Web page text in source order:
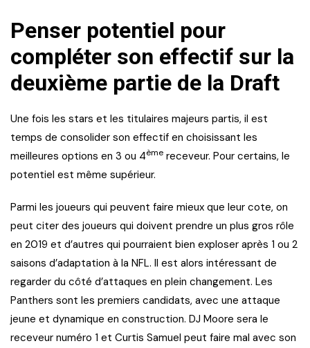
Penser potentiel pour
compléter son effectif sur la
deuxième partie de la Draft
Une fois les stars et les titulaires majeurs partis, il est
temps de consolider son effectif en choisissant les
meilleures options en 3 ou 4ème receveur. Pour certains, le
potentiel est même supérieur.
Parmi les joueurs qui peuvent faire mieux que leur cote, on
peut citer des joueurs qui doivent prendre un plus gros rôle
en 2019 et d’autres qui pourraient bien exploser après 1 ou 2
saisons d’adaptation à la NFL. Il est alors intéressant de
regarder du côté d’attaques en plein changement. Les
Panthers sont les premiers candidats, avec une attaque
jeune et dynamique en construction. DJ Moore sera le
receveur numéro 1 et Curtis Samuel peut faire mal avec son